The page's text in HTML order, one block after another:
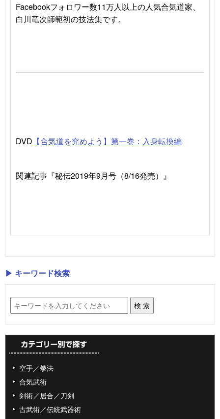
Facebookフォロワー数11万人以上の人気合気道家、
白川竜次師範初の技法集です。
DVD 【合気道を究めよう】第一巻：入身転換編
関連記事『秘伝2019年9月号（8/16発売）』
▶ キーワード検索
空手／拳法
合気武術
剣術／居合／刀剣
古武術／伝統武器術